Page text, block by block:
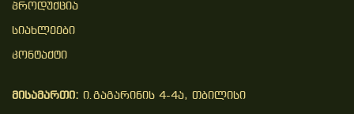
Პროდუქცია
Სიახლეები
Კონტაქტი
მისამართი: ი.გაგარინის 4-4ა, თბილისი